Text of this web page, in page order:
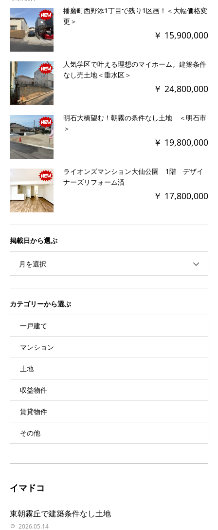
播磨町西野添1丁目で残り1区画！＜大幅価格変
更＞
￥ 15,900,000
人気学区で叶える理想のマイホーム。建築条件
なし売土地＜垂水区＞
￥ 24,800,000
明石大橋望む！朝霧の条件なし土地 ＜明石市
＞
￥ 19,800,000
ライオンズマンション大仙公園 1階 デザイ
ナーズリフォーム済
￥ 17,800,000
掲載日から選ぶ
月を選択
カテゴリーから選ぶ
一戸建て
マンション
土地
収益物件
賃貸物件
その他
イマドコ
東朝霧丘で建築条件なし土地
2026.05.14